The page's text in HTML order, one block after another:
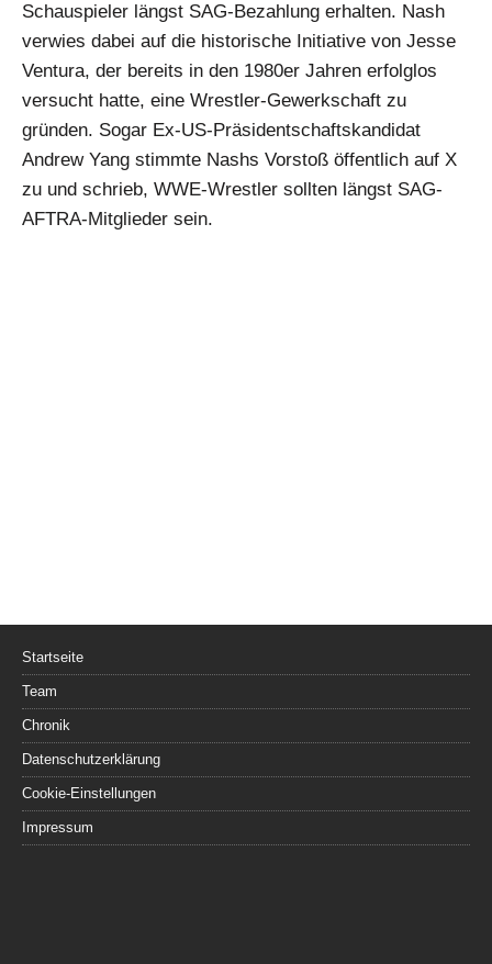
Schauspieler längst SAG-Bezahlung erhalten. Nash
verwies dabei auf die historische Initiative von Jesse
Ventura, der bereits in den 1980er Jahren erfolglos
versucht hatte, eine Wrestler-Gewerkschaft zu
gründen. Sogar Ex-US-Präsidentschaftskandidat
Andrew Yang stimmte Nashs Vorstoß öffentlich auf X
zu und schrieb, WWE-Wrestler sollten längst SAG-
AFTRA-Mitglieder sein.
Startseite
Team
Chronik
Datenschutzerklärung
Cookie-Einstellungen
Impressum